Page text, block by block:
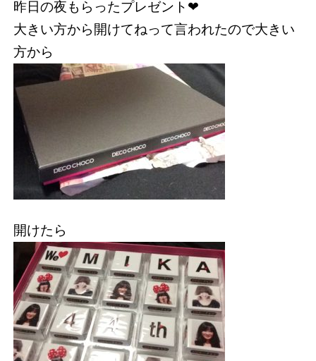
昨日の夜もらったプレゼント❤︎
大きい方から開けてねって言われたので大きい
方から
開けたら